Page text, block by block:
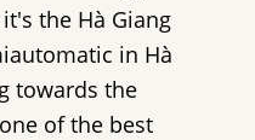
the Hà Giang
in Hà
towards the
of the best